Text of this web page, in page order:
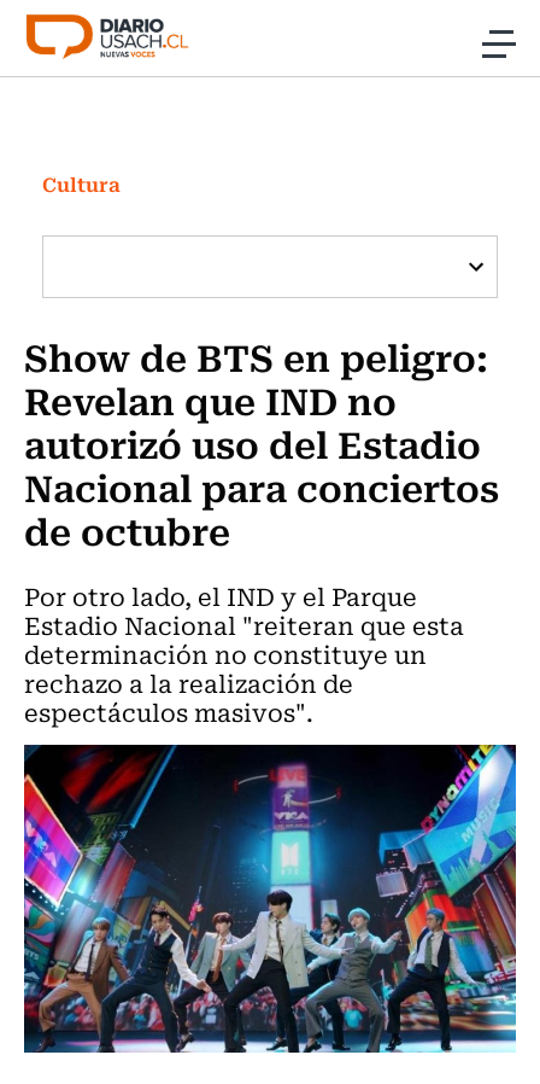
Click acá para ir directamente al contenido
Investigación
Cultura
Programas Radio y TV Usach
Cultura
Show de BTS en peligro:
Revelan que IND no
autorizó uso del Estadio
Nacional para conciertos
de octubre
Por otro lado, el IND y el Parque
Estadio Nacional "reiteran que esta
determinación no constituye un
rechazo a la realización de
espectáculos masivos".